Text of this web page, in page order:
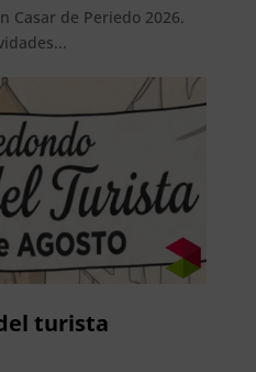
Casar de Periedo 2026.
turista